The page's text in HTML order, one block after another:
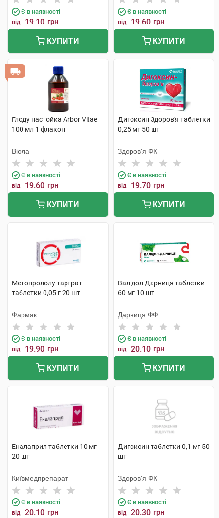
Є в наявності
від 19.10 грн
КУПИТИ
Є в наявності
від 19.60 грн
КУПИТИ
Глоду настойка Arbor Vitae
100 мл 1 флакон
Віола
Є в наявності
від 19.60 грн
КУПИТИ
Дигоксин Здоров'я таблетки
0,25 мг 50 шт
Здоров'я ФК
Є в наявності
від 19.70 грн
КУПИТИ
Метопрололу тартрат
таблетки 0,05 г 20 шт
Фармак
Є в наявності
від 19.90 грн
КУПИТИ
Валідол Дарниця таблетки
60 мг 10 шт
Дарниця ФФ
Є в наявності
від 20.10 грн
КУПИТИ
Еналаприл таблетки 10 мг
20 шт
Київмедпрепарат
Є в наявності
від 20.10 грн
Дигоксин таблетки 0,1 мг 50
шт
Здоров'я ФК
Є в наявності
від 20.30 грн